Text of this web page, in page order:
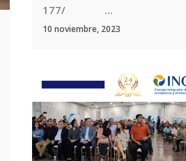
177/ ...
10 noviembre, 2023